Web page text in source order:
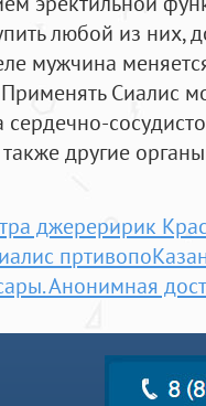
любой из них,
мужчина
Применять Сиалис
другие
джереририк
Анонимная